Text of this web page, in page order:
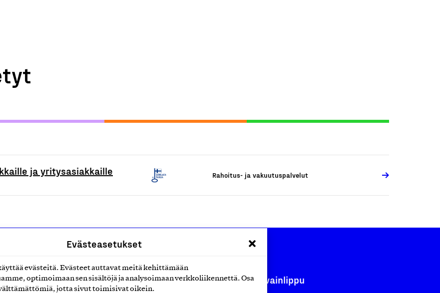
Evästeasetukset
evästeitä. Evästeet auttavat meitä kehittämään
optimoimaan sen sisältöjä ja analysoimaan verkkoliikennettä. Osa
jotta sivut toimisivat oikein.
ja yritysasiakkaille Rahoitus- ja vakuutuspalvelut
Suomalainen työ ry Avainlippu